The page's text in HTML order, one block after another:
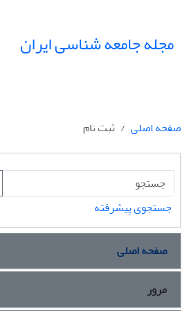
مجله جامعه شناسی ایران
صفحه اصلی ثبت نام
جستجوی پیشرفته
صفحه اصلی
مرور